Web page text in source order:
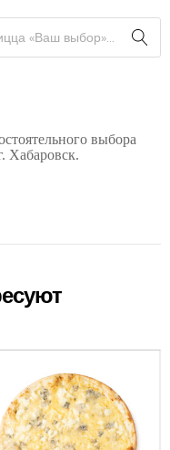
выбора
Хабаровск.